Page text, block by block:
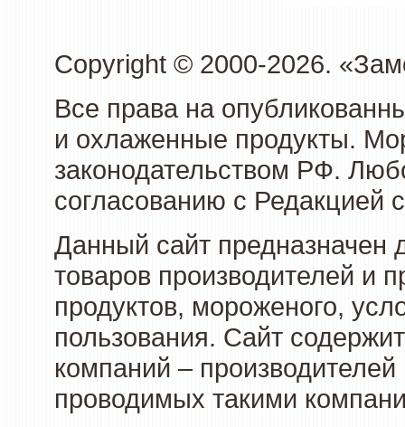
Copyright © 2000-2026.
Все права на
и охлаженные продукты.
законодательством РФ.
согласованию с Редакцией
Данный сайт предназначен
товаров производителей и
продуктов, мороженого,
пользования. Сайт
компаний –
проводимых такими